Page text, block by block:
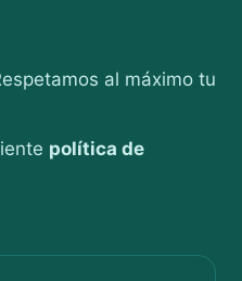
al máximo tu
política de